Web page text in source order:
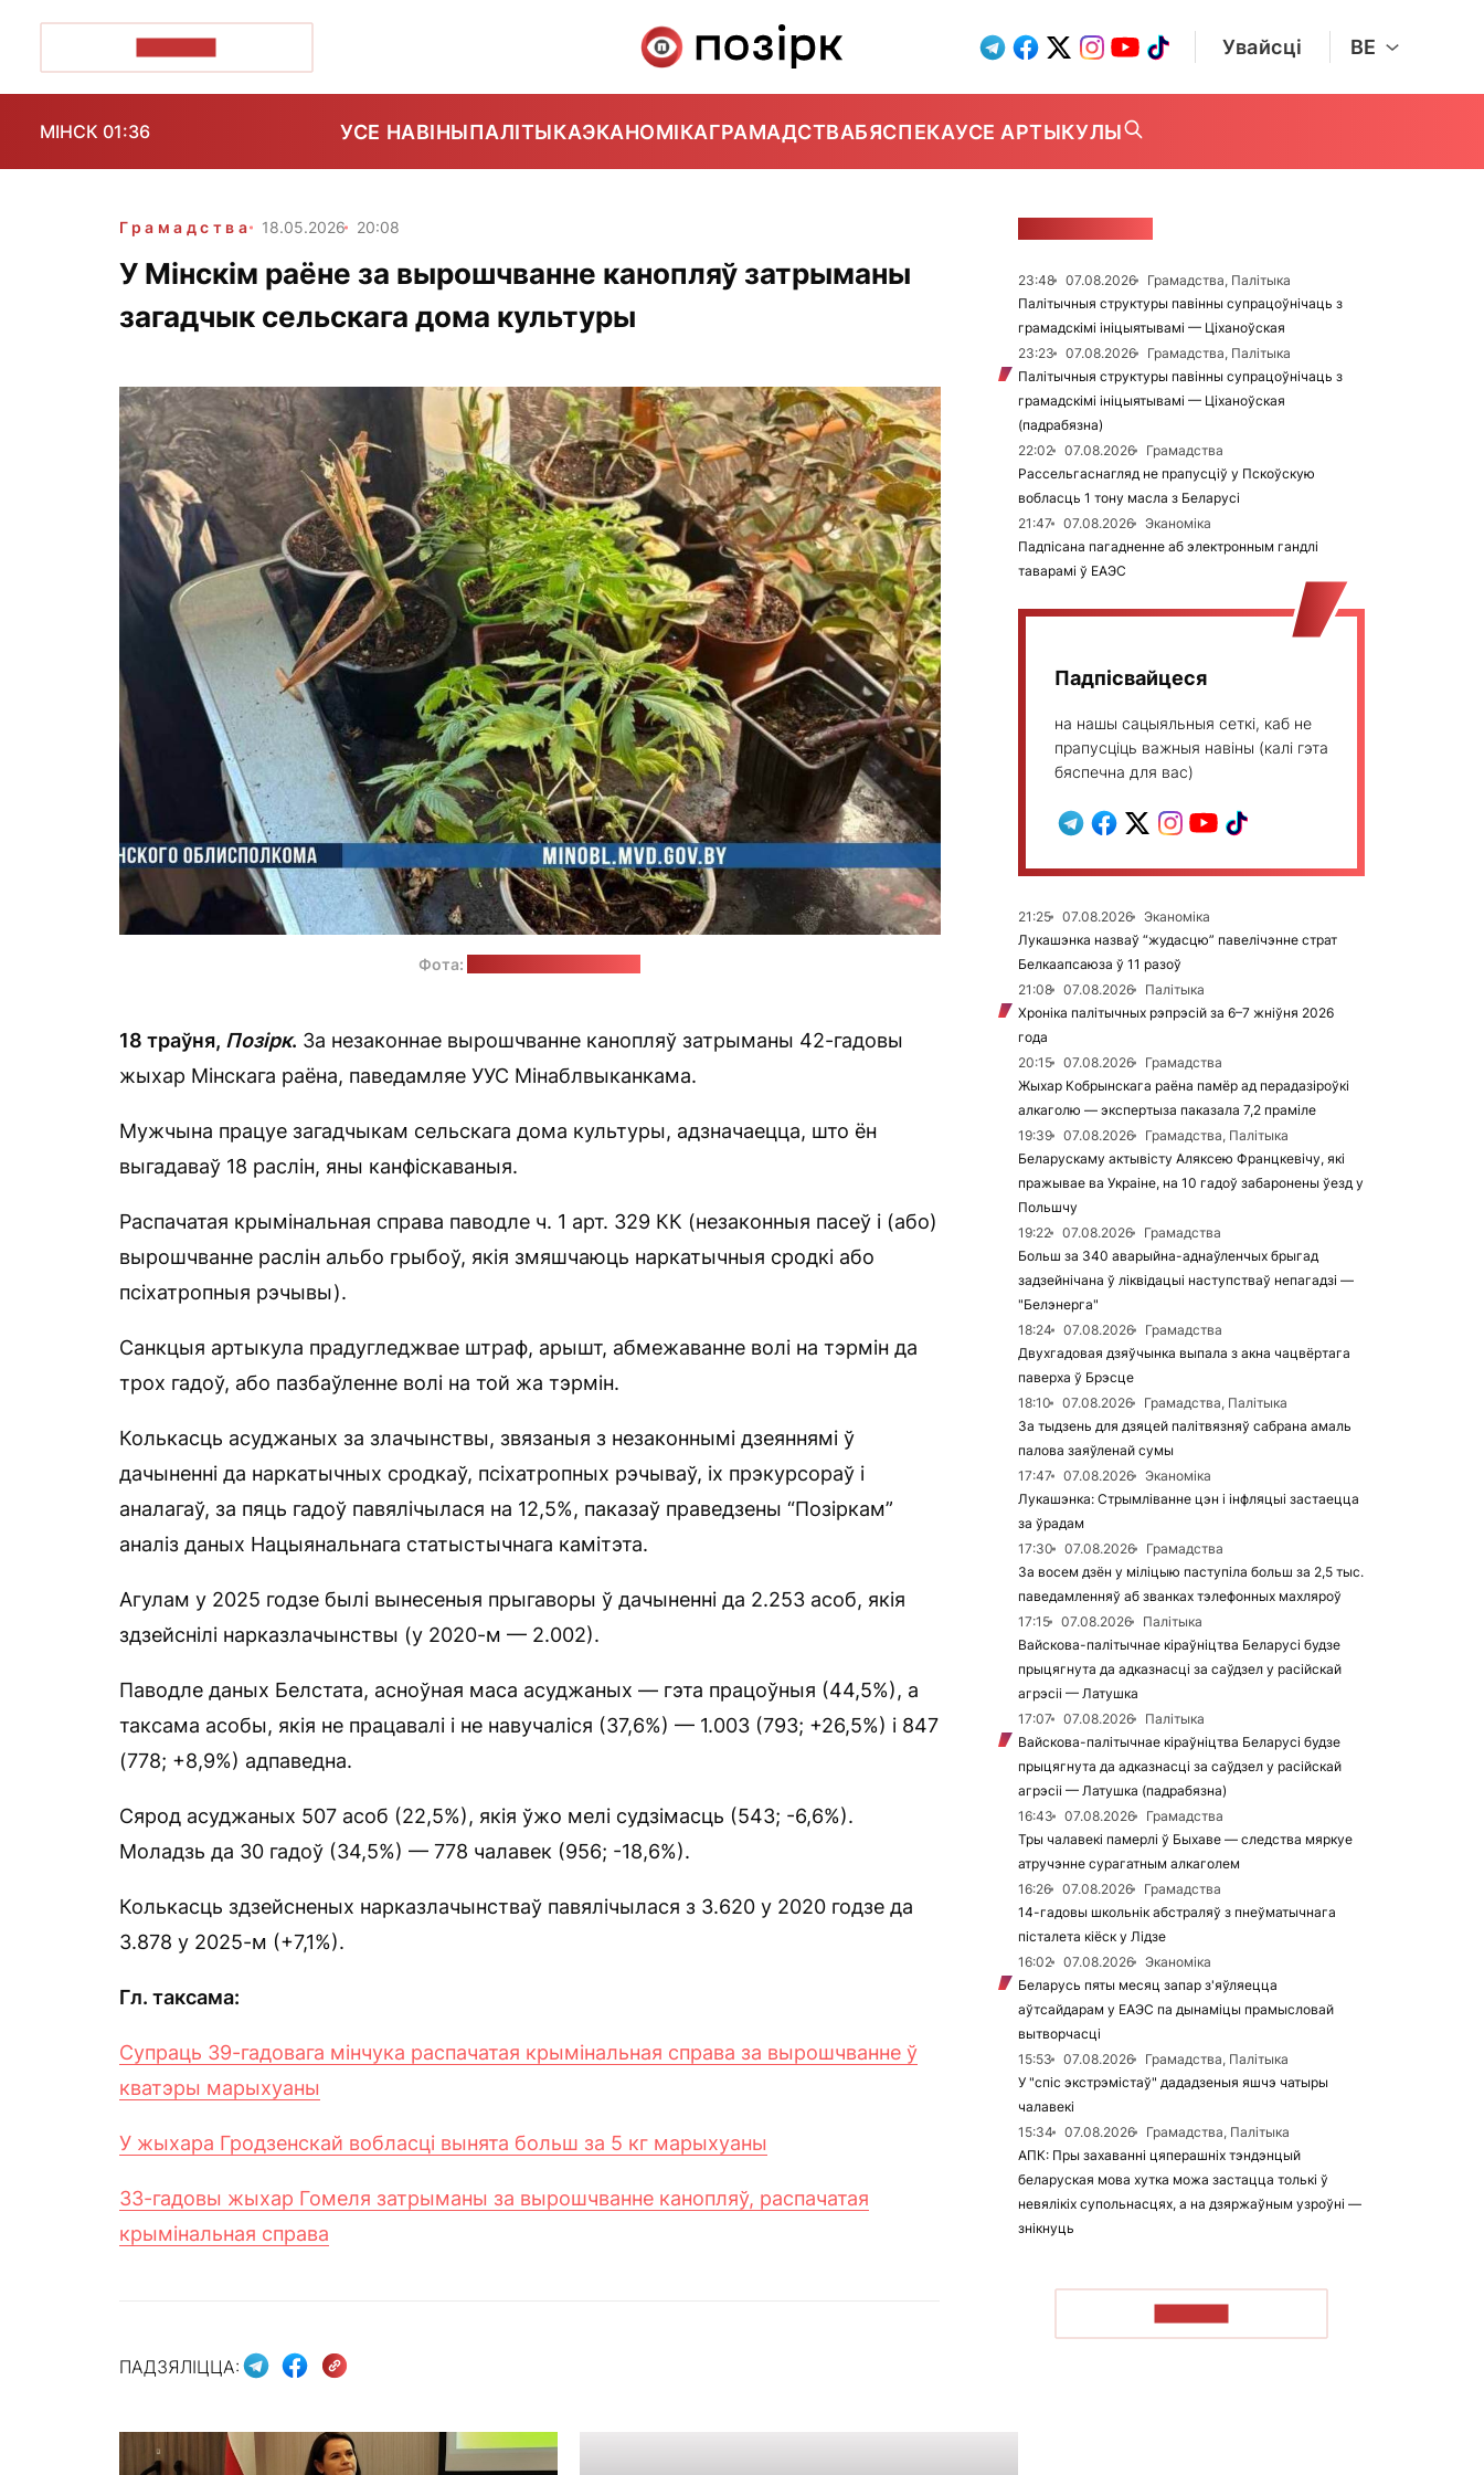
Увайсці BE
МІНСК 01:36 УСЕ НАВІНЫПАЛІТЫКАЭКАНОМІКАГРАМАДСТВАБЯСПЕКАУСЕ АРТЫКУЛЫ
Грамадства 18.05.2026 20:08
У Мінскім раёне за вырошчванне канопляў затрыманы
загадчык сельскага дома культуры
Фота:
18 траўня, Позірк. За незаконнае вырошчванне канопляў затрыманы 42-гадовы
жыхар Мінскага раёна, паведамляе УУС Мінаблвыканкама.
Мужчына працуе загадчыкам сельскага дома культуры, адзначаецца, што ён
выгадаваў 18 раслін, яны канфіскаваныя.
Распачатая крымінальная справа паводле ч. 1 арт. 329 КК (незаконныя пасеў і (або)
вырошчванне раслін альбо грыбоў, якія змяшчаюць наркатычныя сродкі або
псіхатропныя рэчывы).
Санкцыя артыкула прадугледжвае штраф, арышт, абмежаванне волі на тэрмін да
трох гадоў, або пазбаўленне волі на той жа тэрмін.
Колькасць асуджаных за злачынствы, звязаныя з незаконнымі дзеяннямі ў
дачыненні да наркатычных сродкаў, псіхатропных рэчываў, іх прэкурсораў і
аналагаў, за пяць гадоў павялічылася на 12,5%, паказаў праведзены “Позіркам”
аналіз даных Нацыянальнага статыстычнага камітэта.
Агулам у 2025 годзе былі вынесеныя прыгаворы ў дачыненні да 2.253 асоб, якія
здзейснілі нарказлачынствы (у 2020-м — 2.002).
Паводле даных Белстата, асноўная маса асуджаных — гэта працоўныя (44,5%), а
таксама асобы, якія не працавалі і не навучаліся (37,6%) — 1.003 (793; +26,5%) і 847
(778; +8,9%) адпаведна.
Сярод асуджаных 507 асоб (22,5%), якія ўжо мелі судзімасць (543; -6,6%).
Моладзь да 30 гадоў (34,5%) — 778 чалавек (956; -18,6%).
Колькасць здзейсненых нарказлачынстваў павялічылася з 3.620 у 2020 годзе да
3.878 у 2025-м (+7,1%).
Гл. таксама:
Супраць 39-гадовага мінчука распачатая крымінальная справа за вырошчванне ў
кватэры марыхуаны
У жыхара Гродзенскай вобласці вынята больш за 5 кг марыхуаны
33-гадовы жыхар Гомеля затрыманы за вырошчванне канопляў, распачатая
крымінальная справа
ПАДЗЯЛІЦЦА:
23:48 07.08.2026
Грамадства, Палітыка
Палітычныя структуры павінны супрацоўнічаць з
грамадскімі ініцыятывамі — Ціханоўская
23:23
07.08.2026
Грамадства, Палітыка
Палітычныя структуры павінны супрацоўнічаць з
грамадскімі ініцыятывамі — Ціханоўская
(падрабязна)
22:02
07.08.2026
Грамадства
Рассельгаснагляд не прапусціў у Пскоўскую
вобласць 1 тону масла з Беларусі
21:47
07.08.2026
Эканоміка
Падпісана пагадненне аб электронным гандлі
таварамі ў ЕАЭС
Падпісвайцеся
на нашы сацыяльныя сеткі, каб не
прапусціць важныя навіны (калі гэта
бяспечна для вас)
21:25 07.08.2026
Эканоміка
Лукашэнка назваў “жудасцю” павелічэнне страт
Белкаапсаюза ў 11 разоў
21:08
07.08.2026
Палітыка
Хроніка палітычных рэпрэсій за 6–7 жніўня 2026
года
20:15
07.08.2026
Грамадства
Жыхар Кобрынскага раёна памёр ад перадазіроўкі
алкаголю — экспертыза паказала 7,2 праміле
19:39
07.08.2026
Грамадства, Палітыка
Беларускаму актывісту Аляксею Францкевічу, які
пражывае ва Украіне, на 10 гадоў забаронены ўезд у
Польшчу
19:22
07.08.2026
Грамадства
Больш за 340 аварыйна-аднаўленчых брыгад
задзейнічана ў ліквідацыі наступстваў непагадзі —
"Белэнерга"
18:24
07.08.2026
Грамадства
Двухгадовая дзяўчынка выпала з акна чацвёртага
паверха ў Брэсце
18:10
07.08.2026
Грамадства, Палітыка
За тыдзень для дзяцей палітвязняў сабрана амаль
палова заяўленай сумы
17:47
07.08.2026
Эканоміка
Лукашэнка: Стрымліванне цэн і інфляцыі застаецца
за ўрадам
17:30
07.08.2026
Грамадства
За восем дзён у міліцыю паступіла больш за 2,5 тыс.
паведамленняў аб званках тэлефонных махляроў
17:15
07.08.2026
Палітыка
Вайскова-палітычнае кіраўніцтва Беларусі будзе
прыцягнута да адказнасці за саўдзел у расійскай
агрэсіі — Латушка
17:07
07.08.2026
Палітыка
Вайскова-палітычнае кіраўніцтва Беларусі будзе
прыцягнута да адказнасці за саўдзел у расійскай
агрэсіі — Латушка (падрабязна)
16:43
07.08.2026
Грамадства
Тры чалавекі памерлі ў Быхаве — следства мяркуе
атручэнне сурагатным алкаголем
16:26
07.08.2026
Грамадства
14-гадовы школьнік абстраляў з пнеўматычнага
пісталета кіёск у Лідзе
16:02
07.08.2026
Эканоміка
Беларусь пяты месяц запар з'яўляецца
аўтсайдарам у ЕАЭС па дынаміцы прамысловай
вытворчасці
15:53
07.08.2026
Грамадства, Палітыка
У "спіс экстрэмістаў" дададзеныя яшчэ чатыры
чалавекі
15:34
07.08.2026
Грамадства, Палітыка
АПК: Пры захаванні цяперашніх тэндэнцый
беларуская мова хутка можа застацца толькі ў
невялікіх супольнасцях, а на дзяржаўным узроўні —
знікнуць